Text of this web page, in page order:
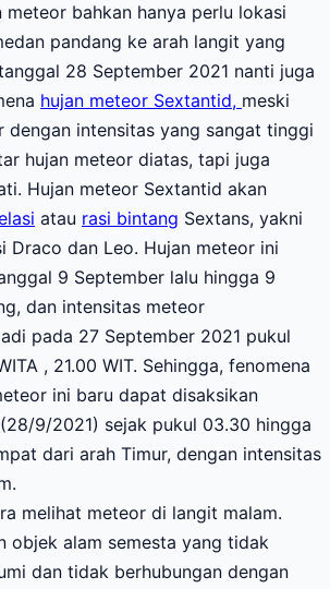
meteor bahkan hanya perlu lokasi
pandang ke arah langit yang
28 September 2021 nanti juga
hujan meteor Sextantid, meski
dengan intensitas yang sangat tinggi
hujan meteor diatas, tapi juga
Hujan meteor Sextantid akan
atau rasi bintang Sextans, yakni
Draco dan Leo. Hujan meteor ini
9 September lalu hingga 9
dan intensitas meteor
pada 27 September 2021 pukul
, 21.00 WIT. Sehingga, fenomena
ini baru dapat disaksikan
9/2021) sejak pukul 03.30 hingga
dari arah Timur, dengan intensitas
melihat meteor di langit malam.
objek alam semesta yang tidak
dan tidak berhubungan dengan